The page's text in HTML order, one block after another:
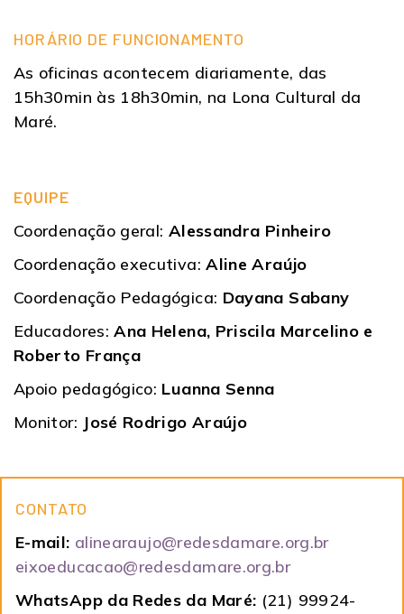
HORÁRIO DE FUNCIONAMENTO
As oficinas acontecem diariamente, das
15h30min às 18h30min, na Lona Cultural da
Maré.
EQUIPE
Coordenação geral: Alessandra Pinheiro
Coordenação executiva:Aline Araújo
Coordenação Pedagógica: Dayana Sabany
Educadores:Ana Helena, Priscila Marcelino e
Roberto França
Apoio pedagógico: Luanna Senna
Monitor: José Rodrigo Araújo
CONTATO
E-mail: alinearaujo@redesdamare.org.br
eixoeducacao@redesdamare.org.br
WhatsApp da Redes da Maré: (21) 99924-